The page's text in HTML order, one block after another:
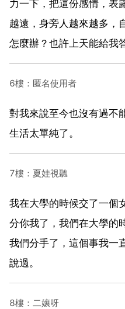
力一下，把這份感情，表
越遠，身旁人越來越多，
怎麼辦？也許上天能給我
6樓：匿名使用者
對我來說至今也沒有過不
生活太單純了。
7樓：夏娃視聽
我在大學的時候交了一個
分你我了，我們在大學的
我們分手了，這個事我一
說過。
8樓：二孃呀